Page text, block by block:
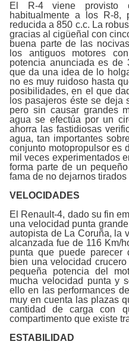
El R-4 viene provisto
habitualmente a los R-8,
reducida a 850 c.c. La
gracias al cigüeñal con
buena parte de las
los antiguos motores
potencia anunciada es
que da una idea de lo
no es muy ruidoso hasta
posibilidades, en el que
los pasajeros éste se deja
pero sin causar grandes
agua se efectúa por un
ahorra las fastidiosas
agua, tan importantes
conjunto motopropulsor es
mil veces experimentados
forma parte de un
fama de no dejarnos tirados
VELOCIDADES
El Renault-4, dado su fin
una velocidad punta
autopista de La Coruña, la
alcanzada fue de 116 Km/
punta que puede parecer
bien una velocidad
pequeña potencia del
mucha velocidad punta y
ello en las performances
muy en cuenta las plazas
cantidad de carga con
compartimento que existe
ESTABILIDAD